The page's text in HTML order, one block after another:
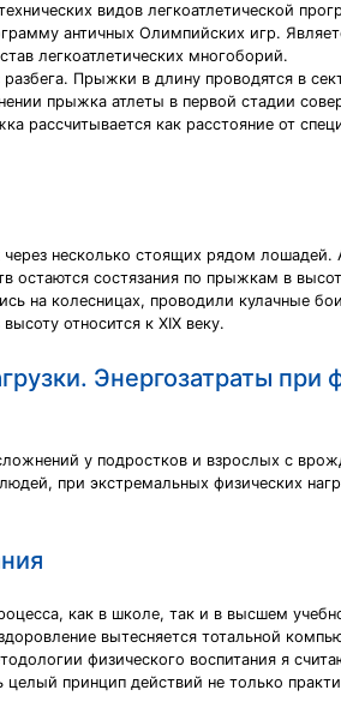
видов легкоатлетической
античных Олимпийских игр.
легкоатлетических многоборий.
Прыжки в длину проводятся в
прыжка атлеты в первой стадии
как расстояние от
несколько стоящих рядом
состязания по прыжкам в
на колесницах, проводили кулачные
относится к XIX веку.
Энергозатраты при
у подростков и взрослых с
при экстремальных физических
как в школе, так и в высшем
вытесняется тотальной
физического воспитания я
принцип действий не только